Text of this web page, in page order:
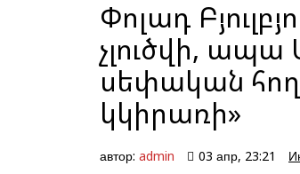
Փոլադ
չլուծվի,
սեփական
կկիրառի»
автор: admin 03 апр, 23:21